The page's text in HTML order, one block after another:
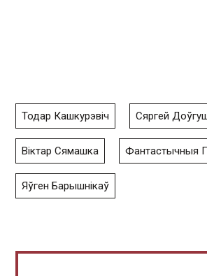
Тодар Кашкурэвіч Сяргей
Віктар Сямашка Фантастычныя
Яўген Барышнікаў